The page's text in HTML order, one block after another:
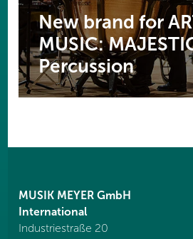
New brand for
MUSIC:
Percussion
MUSIK MEYER GmbH
International
Industriestraße 20